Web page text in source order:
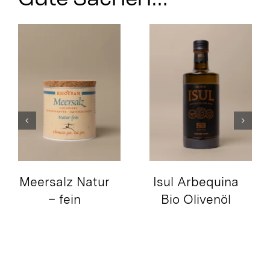
Meersalz Natur
– fein
Isul Arbequina
Bio Olivenöl